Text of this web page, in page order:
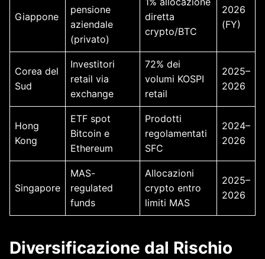
Giappone
pensione
aziendale
(privato)
diretta
crypto/BTC
2026
(FY)
Corea del
Sud
Investitori
retail via
exchange
72% dei
volumi KOSPI
retail
2025–
2026
Hong
Kong
ETF spot
Bitcoin e
Ethereum
Prodotti
regolamentati
SFC
2024–
2026
Singapore
MAS-
regulated
funds
Allocazioni
crypto entro
limiti MAS
2025–
2026
Diversificazione dal Rischio